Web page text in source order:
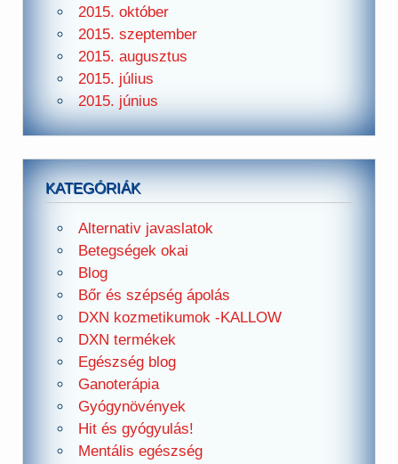
2015. október
2015. szeptember
2015. augusztus
2015. július
2015. június
KATEGÓRIÁK
Alternativ javaslatok
Betegségek okai
Blog
Bőr és szépség ápolás
DXN kozmetikumok -KALLOW
DXN termékek
Egészség blog
Ganoterápia
Gyógynövények
Hit és gyógyulás!
Mentális egészség